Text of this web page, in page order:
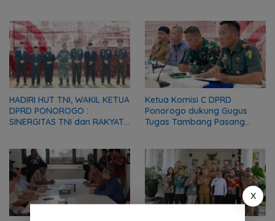
HADIRI HUT TNI, WAKIL KETUA
DPRD PONOROGO :
SINERGITAS TNI dan RAKYAT
Ketua Komisi C DPRD
Ponorogo dukung Gugus
Tugas Tambang Pasang
X